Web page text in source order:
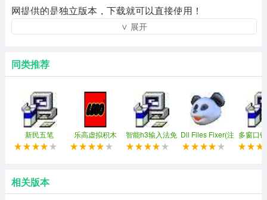
网提供的是独立版本，下载就可以直接使用！
360文件恢复独立版功能：
1、用户可指定要恢复的盘符，可以通过文件名或者文件类
型来精确查找丢失文件。
2、恢复用户从回收站删除的文件；
3、支持从硬盘，u盘及sd卡恢复丢失文件；
4、恢复用户用shift+delete删除的文件；
1、下载360数据恢复大师后，打开360文件恢复器，选择
∨ 展开
同类推荐
新民五笔
乐高虚拟积木
(ldd)
智能h3输入法免
费修改版
Dll Files Fixer(注
册表修复工具)
多窗口
同步控
相关版本